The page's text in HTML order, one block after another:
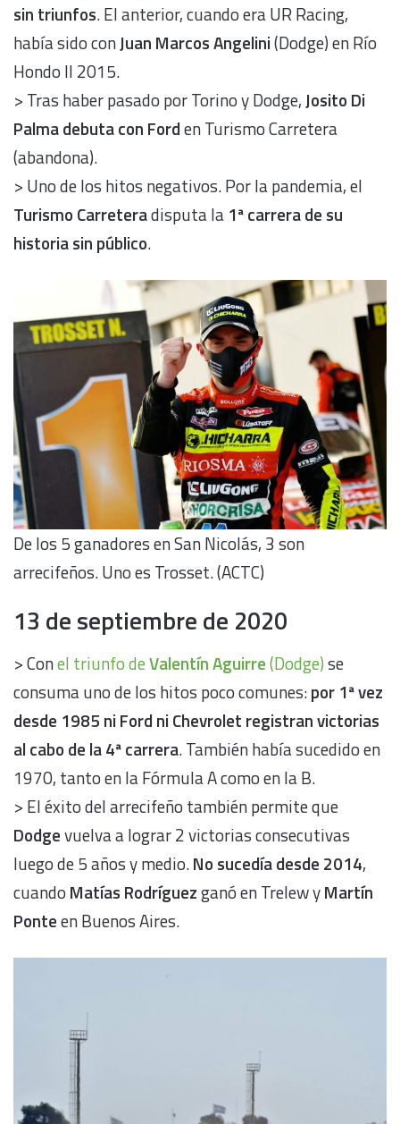
sin triunfos. El anterior, cuando era UR Racing,
había sido conJuan Marcos Angelini(Dodge) en Río
Hondo II 2015.
> Tras haber pasado por Torino y Dodge,Josito Di
Palmadebuta con Forden Turismo Carretera
(abandona).
> Uno de los hitos negativos. Por la pandemia, el
Turismo Carreteradisputa la 1ª carrera de su
historia sin público.
De los 5 ganadores en San Nicolás, 3 son
arrecifeños. Uno es Trosset. (ACTC)
13 de septiembre de 2020
> Conel triunfo deValentín Aguirre(Dodge)se
consuma uno de los hitos poco comunes:por 1ª vez
desde 1985 ni Ford ni Chevrolet registran victorias
al cabo de la 4ª carrera. También había sucedido en
1970, tanto en la Fórmula A como en la B.
> El éxito del arrecifeño también permite que
Dodgevuelva a lograr 2 victorias consecutivas
luego de 5 años y medio.No sucedía desde 2014,
cuando Matías Rodríguezganó en Trelew yMartín
Ponteen Buenos Aires.